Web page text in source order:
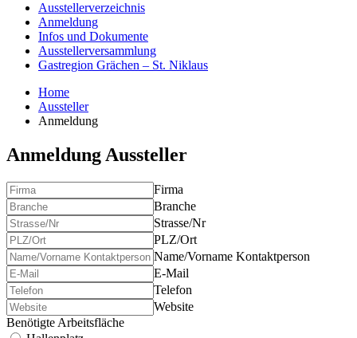
Ausstellerverzeichnis
Anmeldung
Infos und Dokumente
Ausstellerversammlung
Gastregion Grächen – St. Niklaus
Home
Aussteller
Anmeldung
Anmeldung Aussteller
Firma
Branche
Strasse/Nr
PLZ/Ort
Name/Vorname Kontaktperson
E-Mail
Telefon
Website
Benötigte Arbeitsfläche